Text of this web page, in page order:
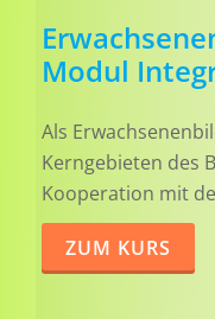
Modul
Als
Kerngebieten des
Kooperation mit
ZUM KURS